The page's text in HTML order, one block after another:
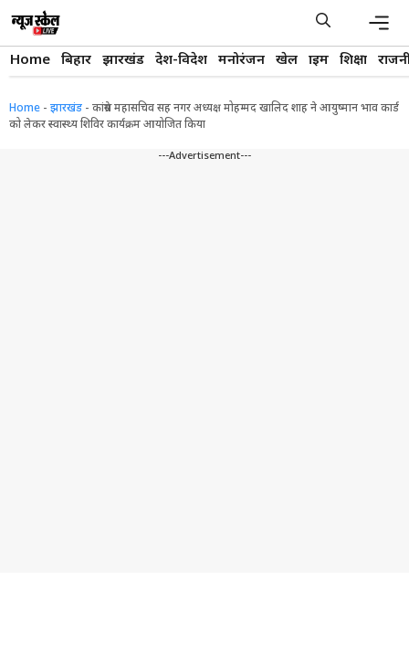
content
Home बिहार झारखंड देश-विदेश मनोरंजन खेल क्राइम शिक्षा
Home - झारखंड - कांग्रेस महासचिव सह नगर अध्यक्ष मोहम्मद खालिद शाह ने आयुष्मान भाव कार्ड
को लेकर स्वास्थ्य शिविर कार्यक्रम आयोजित किया
---Advertisement---